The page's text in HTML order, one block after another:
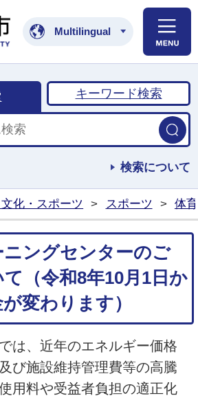
土浦市公式ホームペ
Multilingual
キーワード検索
検索について
化・スポーツ > スポーツ > 体
ニングセンターのご
（令和8年10月1日か
変わります）
は、近年のエネルギー価格
び施設維持管理費等の高騰
用料や受益者負担の適正化